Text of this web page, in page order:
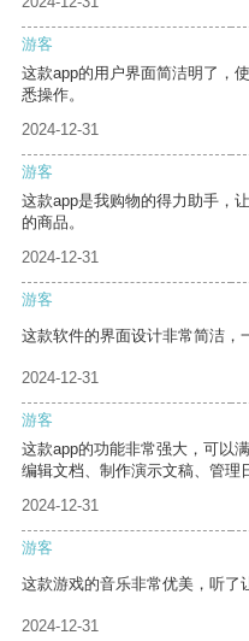
游客
这款app的用户界面简洁明了，
悉操作。
2024-12-31
游客
这款app是我购物的得力助手，
的商品。
2024-12-31
游客
这款软件的界面设计非常简洁，
2024-12-31
游客
这款app的功能非常强大，可以
编辑文档、制作演示文稿、管理
2024-12-31
游客
这款游戏的音乐非常优美，听了
2024-12-31